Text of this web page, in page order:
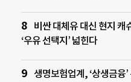
비싼 대체유 대신 현지
‘우유 선택지’ 넓힌다
생명보험업계, ‘상생금융